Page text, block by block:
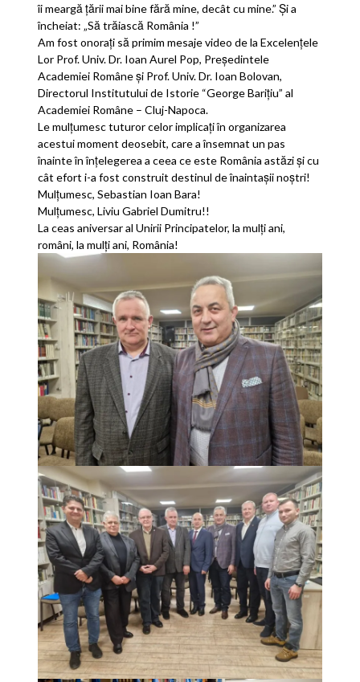
îi meargă ţării mai bine fără mine, decât cu mine.” Şi a
încheiat: „Să trăiască România !”
Am fost onorați să primim mesaje video de la Excelențele
Lor Prof. Univ. Dr. Ioan Aurel Pop, Președintele
Academiei Române și Prof. Univ. Dr. Ioan Bolovan,
Directorul Institutului de Istorie “George Barițiu” al
Academiei Române – Cluj-Napoca.
Le mulțumesc tuturor celor implicați în organizarea
acestui moment deosebit, care a însemnat un pas
înainte în înțelegerea a ceea ce este România astăzi și cu
cât efort i-a fost construit destinul de înaintașii noștri!
Mulțumesc, Sebastian Ioan Bara!
Mulțumesc, Liviu Gabriel Dumitru!!
La ceas aniversar al Unirii Principatelor, la mulți ani,
români, la mulți ani, România!